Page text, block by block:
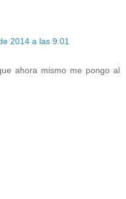
2014 a las 9:01
ahora mismo me pongo al